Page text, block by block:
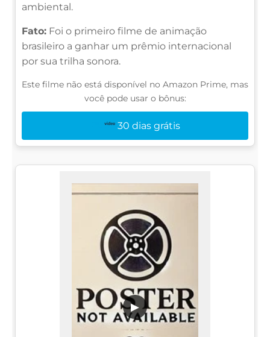
ambiental.
Fato: Foi o primeiro filme de animação
brasileiro a ganhar um prêmio internacional
por sua trilha sonora.
Este filme não está disponível no Amazon Prime, mas
você pode usar o bônus:
30 dias grátis
▶